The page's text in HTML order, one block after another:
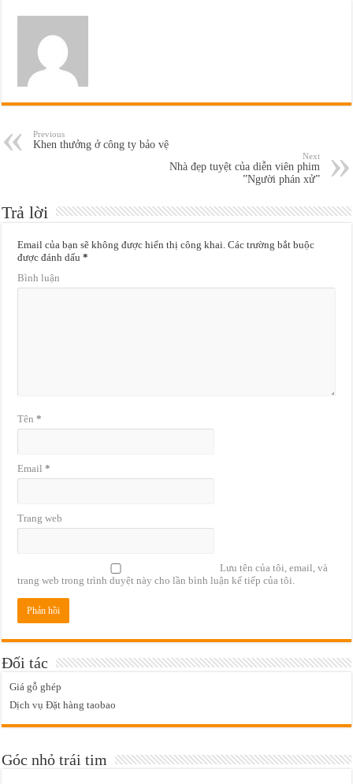
Previous
Khen thưởng ở công ty bảo vệ
Next
Nhà đẹp tuyệt của diễn viên phim
”Người phán xử”
Trả lời
Email của bạn sẽ không được hiển thị công khai. Các trường bắt buộc
được đánh dấu*
Bình luận
Tên*
Email*
Trang web
Lưu tên của tôi, email, và
trang web trong trình duyệt này cho lần bình luận kế tiếp của tôi.
Đối tác
Giá gỗ ghép
Dịch vụ Đặt hàng taobao
Góc nhỏ trái tim